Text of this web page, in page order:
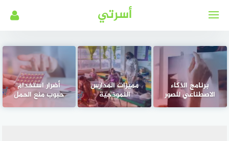
أسرتي
برنامج الذكاء
الاصطناعي للصور
مميزات المدارس
النموذجية
أضرار استخدام
حبوب منع الحمل